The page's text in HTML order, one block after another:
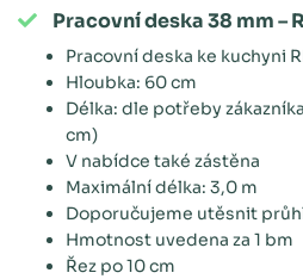
Pracovní deska 38 mm –
Pracovní deska ke kuchyni
Hloubka: 60 cm
Délka: dle potřeby
cm)
V nabídce také zástěna
Maximální délka: 3,0 m
Doporučujeme utěsnit
Hmotnost uvedena za 1 bm
Řez po 10 cm